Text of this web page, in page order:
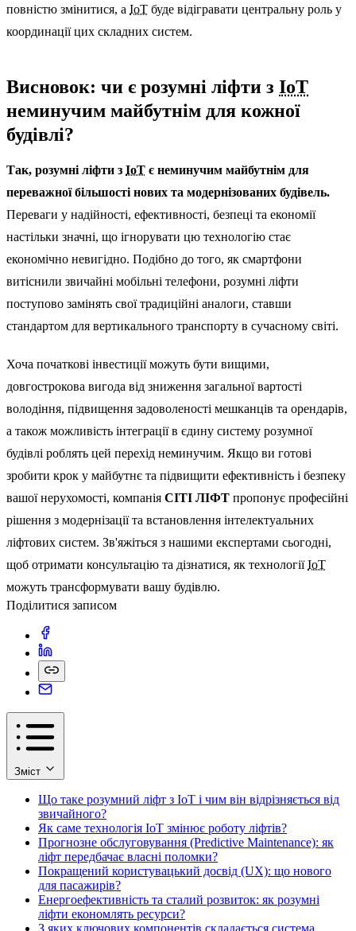
повністю змінитися, а IoT буде відігравати центральну роль у
координації цих складних систем.
Висновок: чи є розумні ліфти з IoT
неминучим майбутнім для кожної
будівлі?
Так, розумні ліфти з IoT є неминучим майбутнім для
переважної більшості нових та модернізованих будівель.
Переваги у надійності, ефективності, безпеці та економії
настільки значні, що ігнорувати цю технологію стає
економічно невигідно. Подібно до того, як смартфони
витіснили звичайні мобільні телефони, розумні ліфти
поступово замінять свої традиційні аналоги, ставши
стандартом для вертикального транспорту в сучасному світі.
Хоча початкові інвестиції можуть бути вищими,
довгострокова вигода від зниження загальної вартості
володіння, підвищення задоволеності мешканців та орендарів,
а також можливість інтеграції в єдину систему розумної
будівлі роблять цей перехід неминучим. Якщо ви готові
зробити крок у майбутнє та підвищити ефективність і безпеку
вашої нерухомості, компанія СІТІ ЛІФТ пропонує професійні
рішення з модернізації та встановлення інтелектуальних
ліфтових систем. Зв'яжіться з нашими експертами сьогодні,
щоб отримати консультацію та дізнатися, як технологіїIoT
можуть трансформувати вашу будівлю.
Поділитися записом
Зміст
Що таке розумний ліфт з IoT і чим він відрізняється від
звичайного?
Як саме технологія IoT змінює роботу ліфтів?
Прогнозне обслуговування (Predictive Maintenance): як
ліфт передбачає власні поломки?
Покращений користувацький досвід (UX): що нового
для пасажирів?
Енергоефективність та сталий розвиток: як розумні
ліфти економлять ресурси?
З яких ключових компонентів складається система